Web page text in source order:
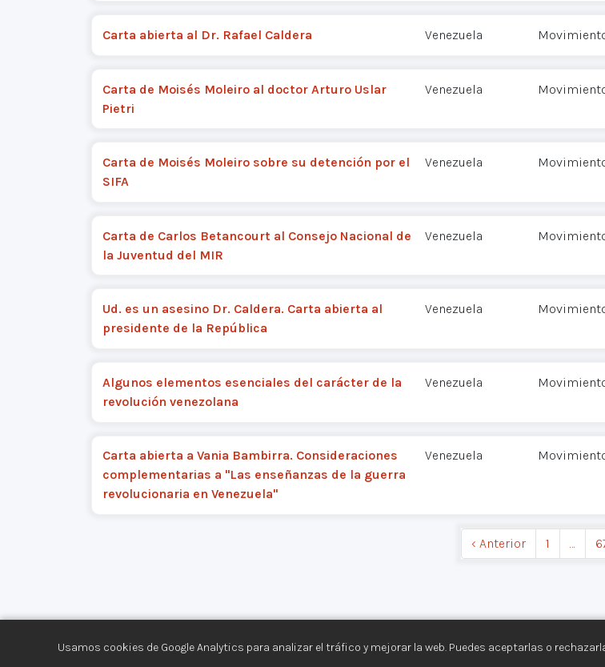
Usamos cookies de Google Analytics para analizar el tráfico y mejorar la web. Puedes aceptarlas o
Carta abierta al Dr. Rafael Caldera Venezuela
Carta de Moisés Moleiro al doctor Arturo Uslar
Pietri
Venezuela
Carta de Moisés Moleiro sobre su detención por el
SIFA
Venezuela
Carta de Carlos Betancourt al Consejo Nacional de
la Juventud del MIR
Venezuela
Ud. es un asesino Dr. Caldera. Carta abierta al
presidente de la República
Venezuela
Algunos elementos esenciales del carácter de la
revolución venezolana
Venezuela
Carta abierta a Vania Bambirra. Consideraciones
complementarias a "Las enseñanzas de la guerra
revolucionaria en Venezuela"
Venezuela
‹ Anterior 1 …
Centro de Documentación de los Movimientos Armados©